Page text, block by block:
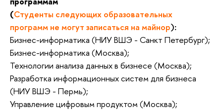
(Студенты следующих образовательных
программ не могут записаться на майнор):
Бизнес-информатика (НИУ ВШЭ - Санкт Петербург);
Бизнес-информатика (Москва);
Технологии анализа данных в бизнесе (Москва);
Разработка информационных систем для бизнеса
(НИУ ВШЭ - Пермь);
Управление цифровым продуктом (Москва);